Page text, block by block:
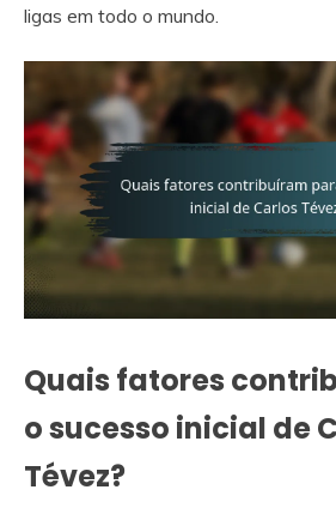
ligas em todo o mundo.
Quais fatores
o sucesso inicial de
Tévez?